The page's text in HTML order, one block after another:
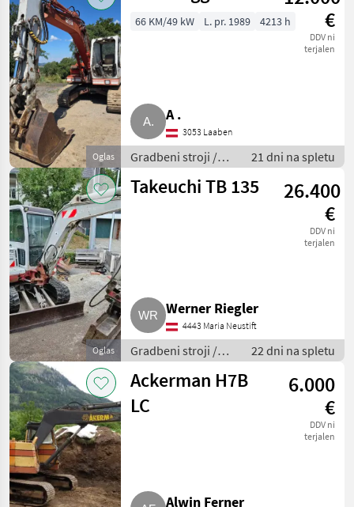
Oglas
€
DDV ni
terjalen
66 KM/49 kW L. pr. 1989 4213 h
A .
3053 Laaben
Gradbeni stroji /
Bager goseničar
21 dni na spletu
Oglas
Takeuchi TB 135
26.400
€
DDV ni
terjalen
Werner Riegler
4443 Maria Neustift
Gradbeni stroji /
Bager goseničar
22 dni na spletu
Ackerman H7B
LC
6.000
€
DDV ni
terjalen
Alwin Ferner